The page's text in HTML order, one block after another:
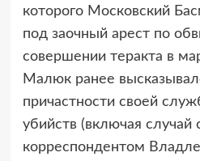
которого Московский
под заочный арест по
совершении теракта в
Малюк ранее
причастности своей
убийств (включая случай
корреспондентом